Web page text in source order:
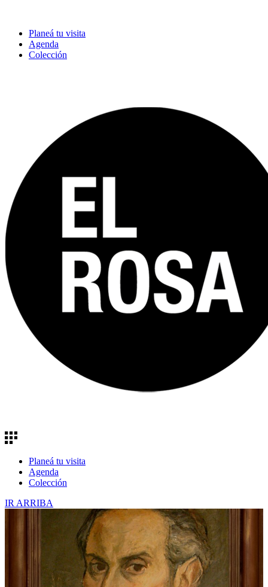
Planeá tu visita
Agenda
Colección
Planeá tu visita
Agenda
Colección
IR ARRIBA